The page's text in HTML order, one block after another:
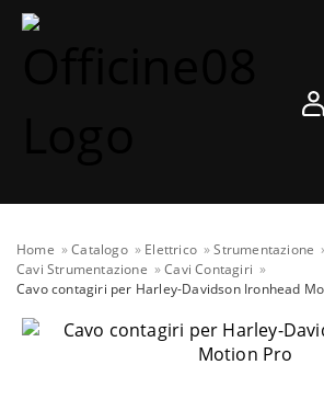
Home Catalogo Elettrico
Strumentazione
Cavi Strumentazione
Cavi Contagiri
Cavo contagiri per Harley-Davidson Ironhead